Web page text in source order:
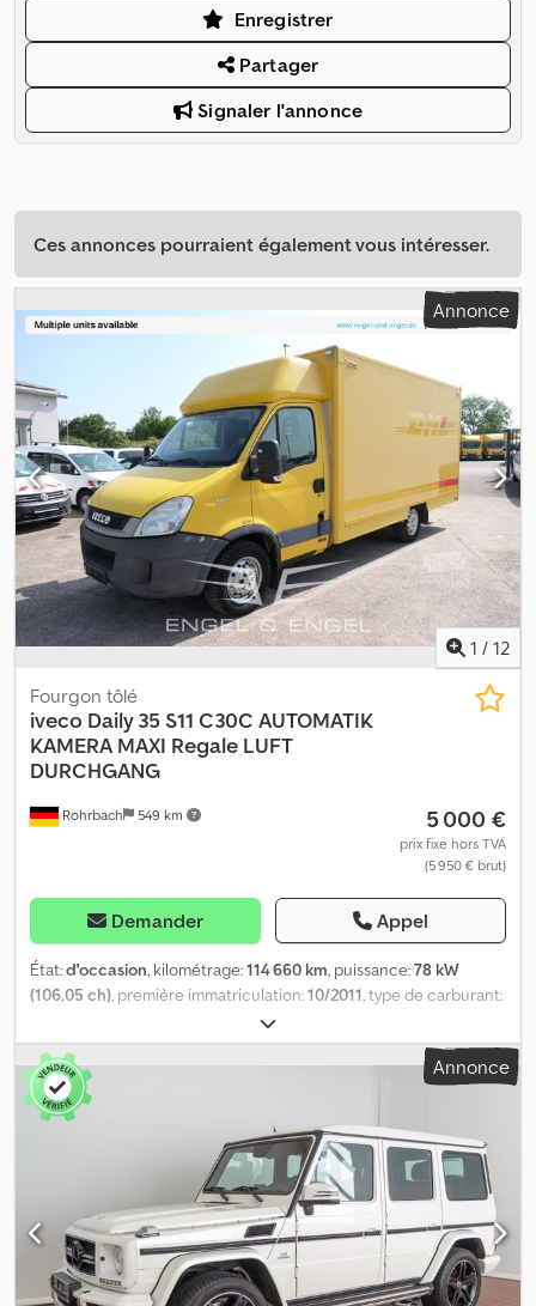
Enregistrer
Partager
Signaler l'annonce
Ces annonces pourraient également vous intéresser.
Annonce
1 / 12
Rohrbach 549 km
Fourgon tôlé
iveco Daily 35 S11 C30C AUTOMATIK
KAMERA MAXI Regale LUFT
DURCHGANG
5 000 €
prix fixe hors TVA
(5 950 € brut)
Demander Appel
État:d'occasion, kilométrage:114 660 km, puissance:78 kW
(106,05 ch) , première immatriculation:10/2011 , type de carburant:
, poids maximal de charge:
poids total:3 500 kg, configuration d'essieux:4x2, empattement:
3 750 mm
jaune, cabine conducteur:
autre, type d'engrenage:
suspension:
, longueur de l'espace de chargement:4 300 mm, largeur de
l’espace de chargement:2 000 mm
, hauteur de l'espace de
2 100 mm, Année de construction: 2011
, hauteur de
construction:2 770 mm, Équipement:ABS, filtre à particules,
ordinateur de bord, système d'antidémarrage, verrouillage
centralisé
, L'Iveco Daily 35 S11 C30C est un véhicule utilitaire
d'occasion de 2011 doté d'une boîte de vitesses automatique et
Annonce